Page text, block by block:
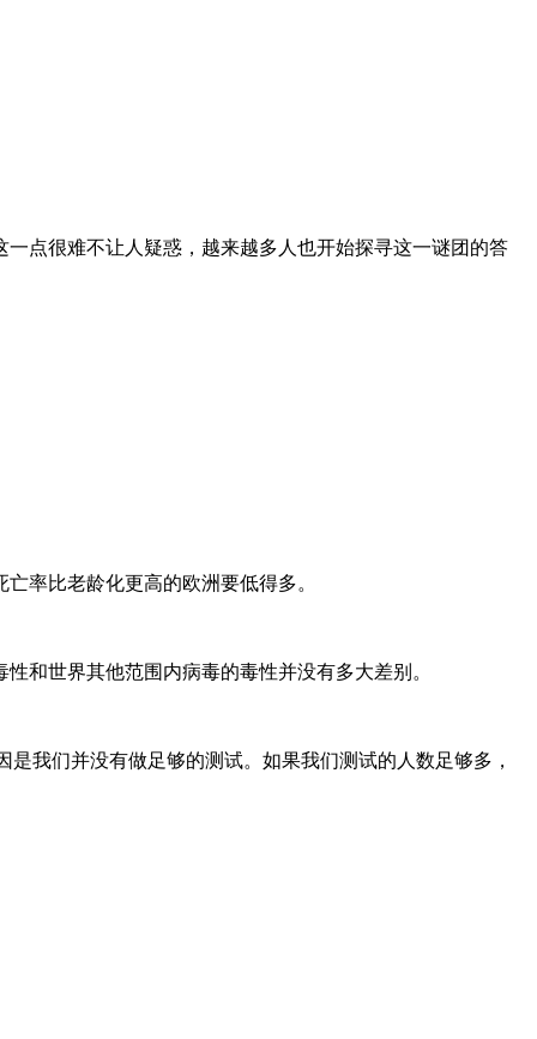
点很难不让人疑惑，越来越多人也开始探寻这一谜团的答
率比老龄化更高的欧洲要低得多。
和世界其他范围内病毒的毒性并没有多大差别。
我们并没有做足够的测试。如果我们测试的人数足够多，